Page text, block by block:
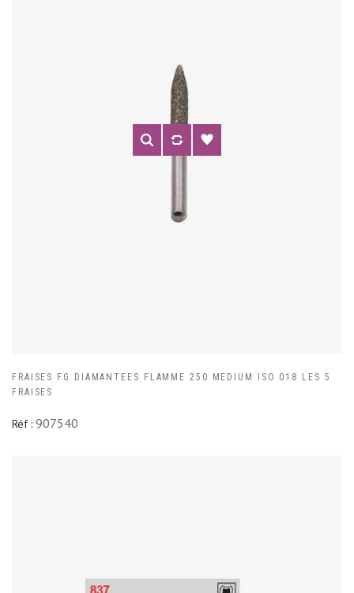
FRAISES FG DIAMANTEES FLAMME 250 MEDIUM ISO 018 LES 5
FRAISES
Réf : 907540